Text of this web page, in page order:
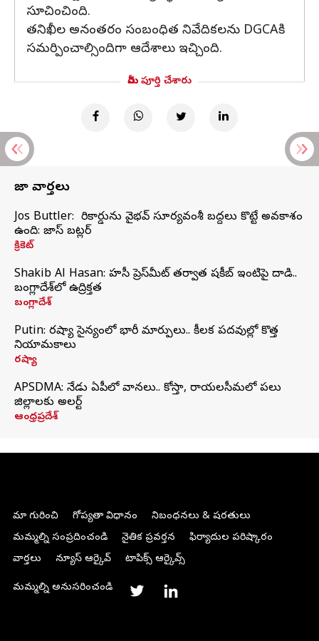
సూచించింది.
తనిఖీల అనంతరం సంబంధిత నివేదికలను DGCAకి
సమర్పించాల్సిందిగా ఆదేశాలు ఇచ్చింది.
మీరు పూర్తి చేశారు
తాజా వార్తలు
Jos Buttler: నా రికార్డును వైభవ్ సూర్యవంశీ బద్దలు కొట్టే అవకాశం
ఉంది: జాస్ బట్లర్
క్రికెట్
Shakib Al Hasan: హసీనా ప్రెస్‌మీట్‌ తర్వాత షకీబ్‌ ఇంటిపై దాడి..
బంగ్లాదేశ్‌లో ఉద్రిక్తత
బంగ్లాదేశ్
Putin: రష్యా సైన్యంలో భారీ మార్పులు.. కీలక పదవుల్లో కొత్త
నియామకాలు
రష్యా
APSDMA: నేడు ఏపీలో వానలు.. కోస్తా, రాయలసీమలో పలు
జిల్లాలకు అలర్ట్
ఆంధ్రప్రదేశ్
మా గురించి గోప్యతా విధానం
నిబంధనలు & షరతులు
మమ్మల్ని సంప్రదించండి
నైతిక ప్రవర్తన
ఫిర్యాదుల పరిష్కారం
వార్తలు
న్యూస్ ఆర్కైవ్ టాపిక్స్ ఆర్కైవ్స్
మమ్మల్ని అనుసరించండి